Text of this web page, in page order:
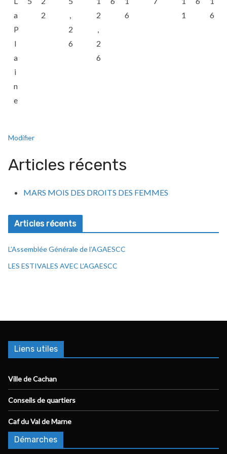
a
P
l
a
i
n
e
2
,
2
6
2
,
2
6
6
1
6
Modifier
Articles récents
MARS MOIS DES DROITS DES FEMMES
Articles récents
L’Assemblée Générale de l’AGAESCC
LES ESTIVALES AVEC L’AGAESCC
Liens utiles
Ville de Cachan
Conseils de quartiers
Caf du Val de Marne
Démarches